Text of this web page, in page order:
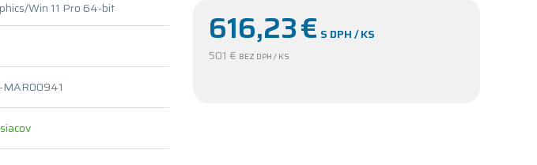
616,23€ S DPH / KS
501 € BEZ DPH / KS
Win 11 Pro 64-bit
MAR00941